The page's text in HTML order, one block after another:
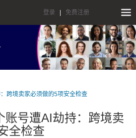
登录 免费注册
跨境卖家必须做的5项安全检查
账号遭AI劫持：跨境卖
全检查